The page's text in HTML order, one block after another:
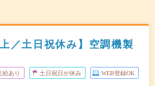
／土日祝休み】空調機製
給あり 土日祝日が休み WEB登録OK